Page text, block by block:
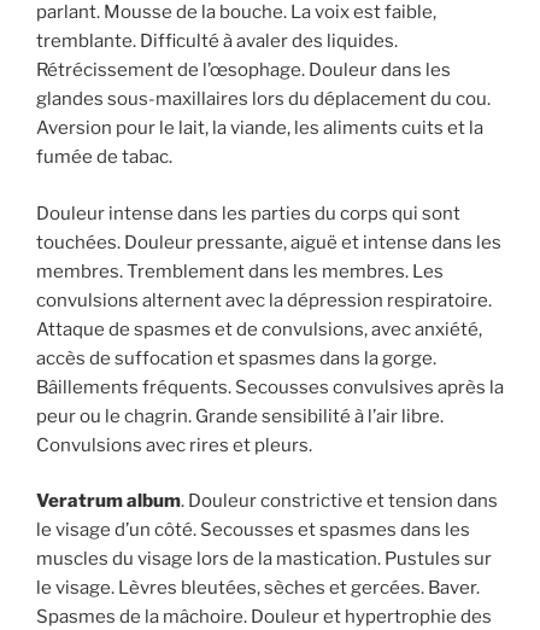
parlant. Mousse de la bouche. La voix est faible,
tremblante. Difficulté à avaler des liquides.
Rétrécissement de l’œsophage. Douleur dans les
glandes sous-maxillaires lors du déplacement du cou.
Aversion pour le lait, la viande, les aliments cuits et la
fumée de tabac.
Douleur intense dans les parties du corps qui sont
touchées. Douleur pressante, aiguë et intense dans les
membres. Tremblement dans les membres. Les
convulsions alternent avec la dépression respiratoire.
Attaque de spasmes et de convulsions, avec anxiété,
accès de suffocation et spasmes dans la gorge.
Bâillements fréquents. Secousses convulsives après la
peur ou le chagrin. Grande sensibilité à l’air libre.
Convulsions avec rires et pleurs.
Veratrum album. Douleur constrictive et tension dans
le visage d’un côté. Secousses et spasmes dans les
muscles du visage lors de la mastication. Pustules sur
le visage. Lèvres bleutées, sèches et gercées. Baver.
Spasmes de la mâchoire. Douleur et hypertrophie des